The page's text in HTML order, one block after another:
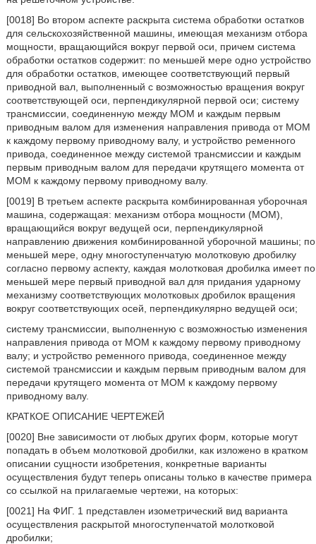
[0018] Во втором аспекте раскрыта система обработки остатков
для сельскохозяйственной машины, имеющая механизм отбора
мощности, вращающийся вокруг первой оси, причем система
обработки остатков содержит: по меньшей мере одно устройство
для обработки остатков, имеющее соответствующий первый
приводной вал, выполненный с возможностью вращения вокруг
соответствующей оси, перпендикулярной первой оси; систему
трансмиссии, соединенную между МОМ и каждым первым
приводным валом для изменения направления привода от МОМ
к каждому первому приводному валу, и устройство ременного
привода, соединенное между системой трансмиссии и каждым
первым приводным валом для передачи крутящего момента от
МОМ к каждому первому приводному валу.
[0019] В третьем аспекте раскрыта комбинированная уборочная
машина, содержащая: механизм отбора мощности (МОМ),
вращающийся вокруг ведущей оси, перпендикулярной
направлению движения комбинированной уборочной машины; по
меньшей мере, одну многоступенчатую молотковую дробилку
согласно первому аспекту, каждая молотковая дробилка имеет по
меньшей мере первый приводной вал для придания ударному
механизму соответствующих молотковых дробилок вращения
вокруг соответствующих осей, перпендикулярно ведущей оси;
систему трансмиссии, выполненную с возможностью изменения
направления привода от МОМ к каждому первому приводному
валу; и устройство ременного привода, соединенное между
системой трансмиссии и каждым первым приводным валом для
передачи крутящего момента от МОМ к каждому первому
приводному валу.
КРАТКОЕ ОПИСАНИЕ ЧЕРТЕЖЕЙ
[0020] Вне зависимости от любых других форм, которые могут
попадать в объем молотковой дробилки, как изложено в кратком
описании сущности изобретения, конкретные варианты
осуществления будут теперь описаны только в качестве примера
со ссылкой на прилагаемые чертежи, на которых:
[0021] На ФИГ. 1 представлен изометрический вид варианта
осуществления раскрытой многоступенчатой молотковой
дробилки;